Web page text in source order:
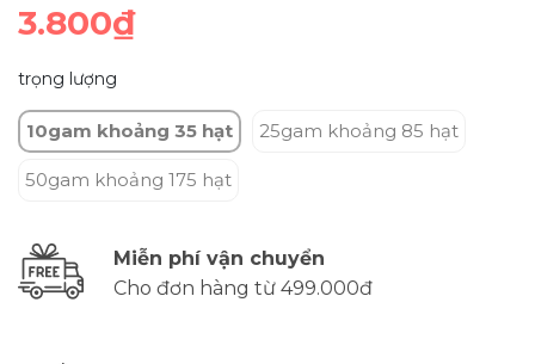
3.800₫
trọng lượng
10gam khoảng 35 hạt 25gam khoảng 85 hạt
50gam khoảng 175 hạt
Miễn phí vận chuyển
Cho đơn hàng từ 499.000đ